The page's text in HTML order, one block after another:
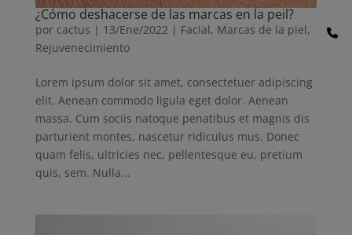
¿Cómo deshacerse de las marcas en la peil?
por cactus | 13/Ene/2022 | Facial, Marcas de la piel,
Rejuvenecimiento
Lorem ipsum dolor sit amet, consectetuer adipiscing
elit. Aenean commodo ligula eget dolor. Aenean
massa. Cum sociis natoque penatibus et magnis dis
parturient montes, nascetur ridiculus mus. Donec
quam felis, ultricies nec, pellentesque eu, pretium
quis, sem. Nulla...